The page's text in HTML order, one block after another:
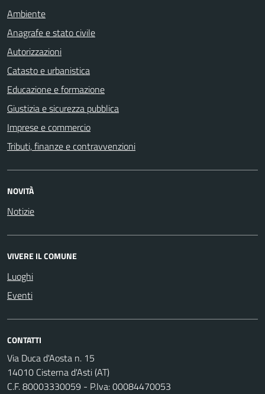
Ambiente
Anagrafe e stato civile
Autorizzazioni
Catasto e urbanistica
Educazione e formazione
Giustizia e sicurezza pubblica
Imprese e commercio
Tributi, finanze e contravvenzioni
NOVITÀ
Notizie
VIVERE IL COMUNE
Luoghi
Eventi
CONTATTI
Via Duca d'Aosta n. 15
14010 Cisterna d'Asti (AT)
C.F. 80003330059 - P.Iva: 00084470053